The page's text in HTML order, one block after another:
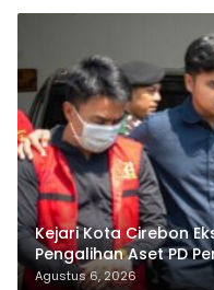
Kejari Kota Cirebon
Pengalihan Aset PD
Agustus 6, 2026